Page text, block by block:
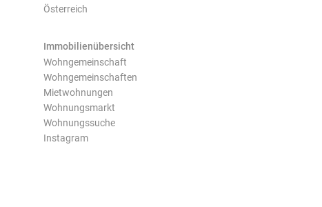
Österreich
Immobilienübersicht
Wohngemeinschaft
Wohngemeinschaften
Mietwohnungen
Wohnungsmarkt
Wohnungssuche
Instagram